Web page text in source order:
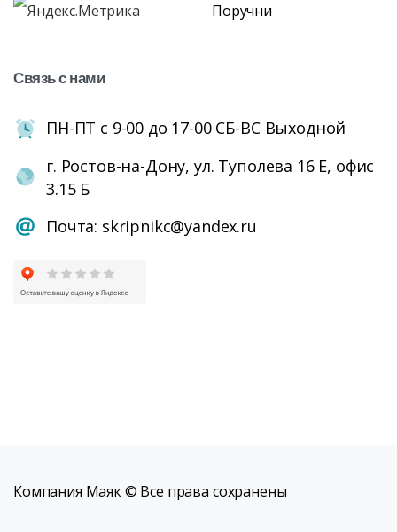
Поручни
Связьснами
ПН-ПТ с 9-00 до 17-00 СБ-ВС Выходной
г. Ростов-на-Дону, ул. Туполева 16 Е, офис
3.15 Б
Почта: skripnikc@yandex.ru
Компания Маяк © Все права сохранены